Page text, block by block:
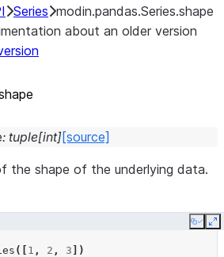
Series modin.pandas.Series.shape
about an older version
: tuple[int][source]
the shape of the underlying data.
Copy
([ 1 , 2 , 3 ])